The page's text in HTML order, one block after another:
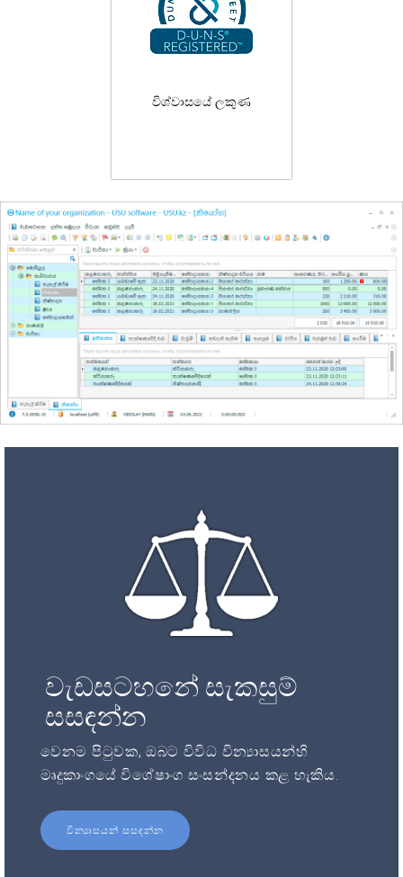
විශ්වාසයේ ලකුණ
වැඩසටහනේ සැකසුම්
සසඳන්න
වෙනම පිටුවක, ඔබට විවිධ වින්‍යාසයන්හි
මෘදුකාංගයේ විශේෂාංග සංසන්දනය කළ හැකිය.
වින්‍යාසයන් සසඳන්න